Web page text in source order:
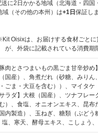
送に2日かかる地域（北海道・四
域（その他の本州）は+1日 保証し
Oisixは、お届けする食材ごと
が、外袋に記載されている消費期
豚肉とさつまいもの黒ごま甘辛炒
国産）、角煮だれ（砂糖、みり
ごま・大豆を含む））、マイタ
ラダ】大根（国産）、ツナフレ
）、食塩、オニオンエキス、昆
国内製造）、玉ねぎ、糖類（ぶど
塩、寒天、酵母エキス、こしょう